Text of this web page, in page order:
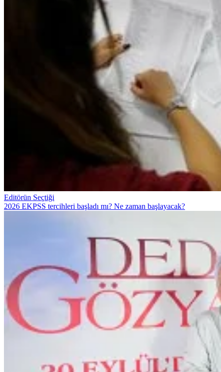
Editörün Seçtiği
2026 EKPSS tercihleri başladı mı? Ne zaman başlayacak?